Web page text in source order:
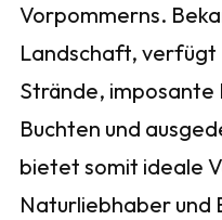
Vorpommerns.
Landschaft,
Strände, imposante
Buchten und
bietet somit ideale
Naturliebhaber und